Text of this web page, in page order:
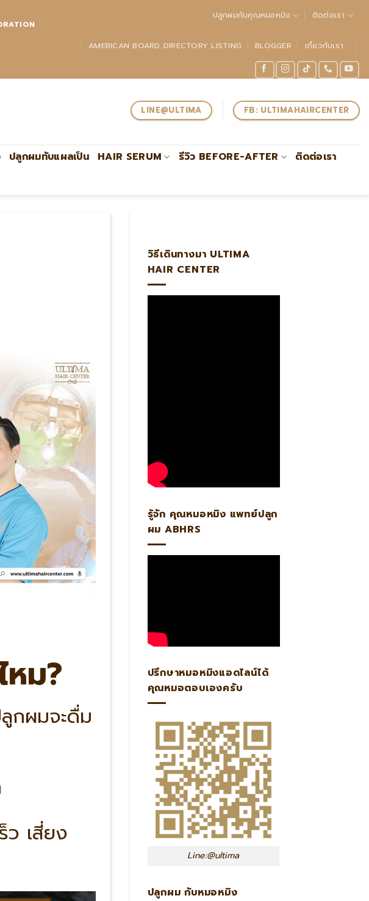
ปลูกผมกับคุณหมอหมิง ติดต่อเรา
AMERICAN BOARD DIRECTORY LISTING BLOGGER เกี่ยวกับเรา
LINE@ULTIMA FB: ULTIMAHAIRCENTER
ปลูกผมทับแผลเป็น HAIR SERUM รีวิว BEFORE-AFTER
ติดต่อเรา
ม?
กผมจะดื่ม
ว เสี่ยง
วิธีเดินทางมา ULTIMA
HAIR CENTER
รู้จัก คุณหมอหมิง แพทย์ปลูก
ผม ABHRS
ปรึกษาหมอหมิงแอดไลน์ได้
คุณหมอตอบเองครับ
Line:@ultima
ปลูกผม กับหมอหมิง